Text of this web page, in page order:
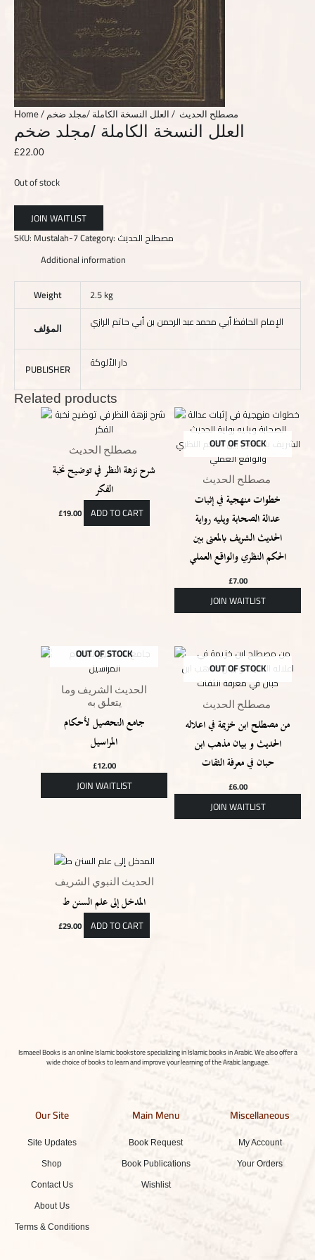
Home/ مصطلح الحديث / العلل النسخة الكاملة /مجلد ضخم
العلل النسخة الكاملة /مجلد ضخم
£22.00
Out of stock
SKU: Mustalah-7Category:
Additional information
Weight
2.5 kg
المؤلف
الإمام الحافظ أبي محمد عبد الرحمن بن أبي حاتم الرازي
PUBLISHER دار الألوكة
Related products
شرح نزهة النظر في توضيح نخبة
الفكر
£19.00 ADD TO CART
OUT OF STOCK
خطوات منهجية في إثبات
عدالة الصحابة ويليه رواية
الحديث الشريف بالمعنى بين
الحكم النظري والواقع العملي
£7.00
OUT OF STOCK
الحديث الشريف وما
يتعلق به
جامع التحصيل لأحكام
المراسيل
£12.00
OUT OF STOCK
من مصطلح ابن خزيمة في اعلاله
الحديث و بيان مذهب ابن
حبان في معرفة الثقات
£6.00
الحديث النبوي الشريف
المدخل إلى علم السنن ط
£29.00 ADD TO CART
Ismaeel Books is an online Islamic bookstore specializing in Islamic books in Arabic. We also offer a
wide choice of books to learn and improve your learning of the Arabic language.
Our Site
Site Updates
Shop
Contact Us
About Us
Terms & Conditions
Main Menu
Book Request
Book Publications
Wishlist
Miscellaneous
My Account
Your Orders